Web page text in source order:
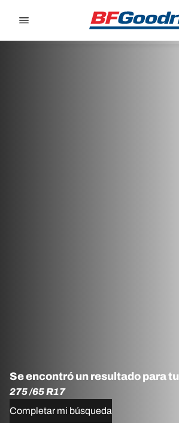
Se encontró un resultado para tu
275 /65 R17
Completar mi búsqueda